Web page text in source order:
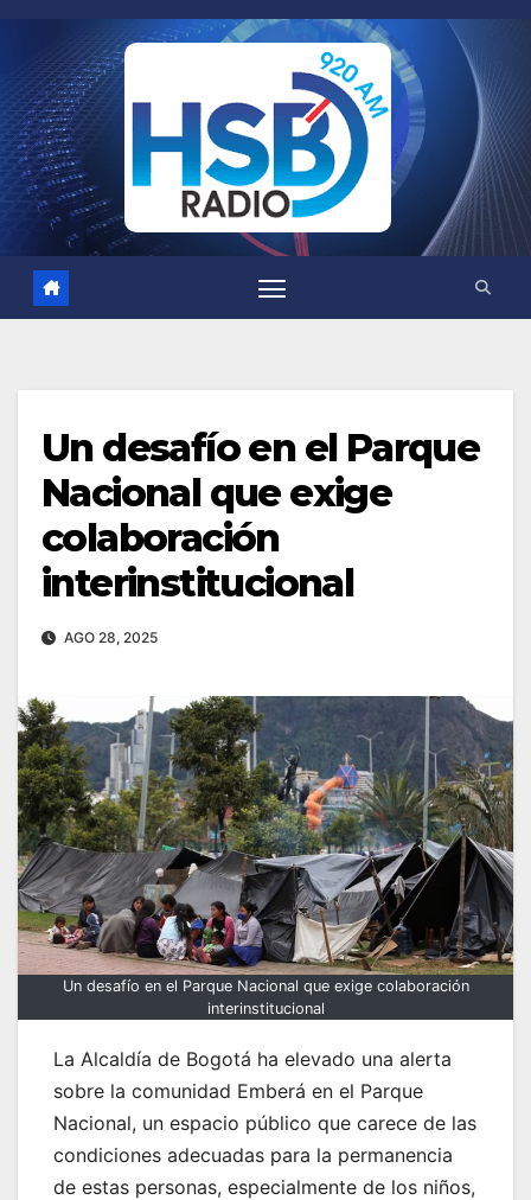
contenido
Un desafío en el Parque
Nacional que exige
colaboración
interinstitucional
AGO 28, 2025
Un desafío en el Parque Nacional que exige colaboración
interinstitucional
La Alcaldía de Bogotá ha elevado una alerta
sobre la comunidad Emberá en el Parque
Nacional, un espacio público que carece de las
condiciones adecuadas para la permanencia
de estas personas, especialmente de los niños,